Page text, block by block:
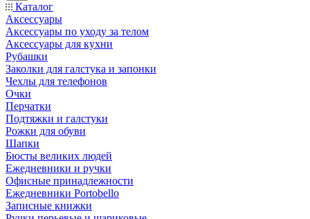
Каталог
Аксессуары
Аксессуары по уходу за телом
Аксессуары для кухни
Рубашки
Заколки для галстука и запонки
Чехлы для телефонов
Очки
Перчатки
Подтяжки и галстуки
Рожки для обуви
Шапки
Бюсты великих людей
Ежедневники и ручки
Офисные принадлежности
Ежедневники Portobello
Записные книжки